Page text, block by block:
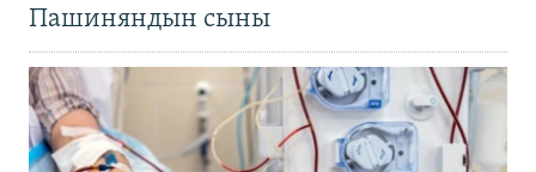
Пашиняндын сыны